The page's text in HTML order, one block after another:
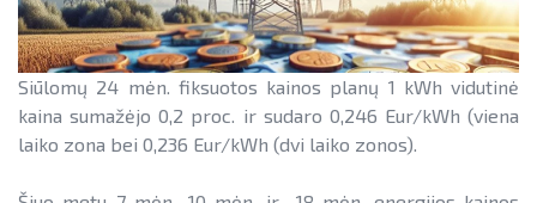
Siūlomų 24 mėn. fiksuotos kainos planų 1 kWh vidutinė
kaina sumažėjo 0,2 proc. ir sudaro 0,246 Eur/kWh (viena
laiko zona bei 0,236 Eur/kWh (dvi laiko zonos).